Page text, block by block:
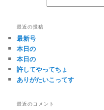
最近の投稿
最新号
本日の
本日の
許してやってちょ
ありがたいこってす
最近のコメント